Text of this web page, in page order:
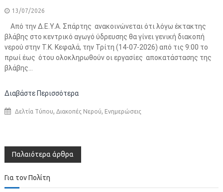
13/07/2026
Από την Δ.Ε.Υ.Α. Σπάρτης ανακοινώνεται ότι λόγω έκτακτης
βλάβης στο κεντρικό αγωγό ύδρευσης θα γίνει γενική διακοπή
νερού στην Τ.Κ. Κεφαλά, την Τρίτη (14-07-2026) από τις 9:00 το
πρωί έως ότου ολοκληρωθούν οι εργασίες αποκατάστασης της
βλάβης…
Διαβάστε Περισσότερα
Δελτία Τύπου, Διακοπές Νερού, Ενημερώσεις
Πλοήγηση
άρθρων
Παλαιότερα άρθρα
Για τον Πολίτη